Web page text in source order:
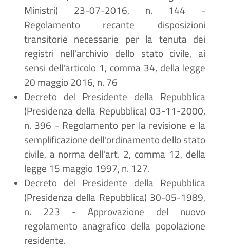
Ministri) 23-07-2016, n. 144 -
Regolamento recante disposizioni
transitorie necessarie per la tenuta dei
registri nell'archivio dello stato civile, ai
sensi dell'articolo 1, comma 34, della legge
20 maggio 2016, n. 76
Decreto del Presidente della Repubblica
(Presidenza della Repubblica) 03-11-2000,
n. 396 - Regolamento per la revisione e la
semplificazione dell'ordinamento dello stato
civile, a norma dell'art. 2, comma 12, della
legge 15 maggio 1997, n. 127.
Decreto del Presidente della Repubblica
(Presidenza della Repubblica) 30-05-1989,
n. 223 - Approvazione del nuovo
regolamento anagrafico della popolazione
residente.